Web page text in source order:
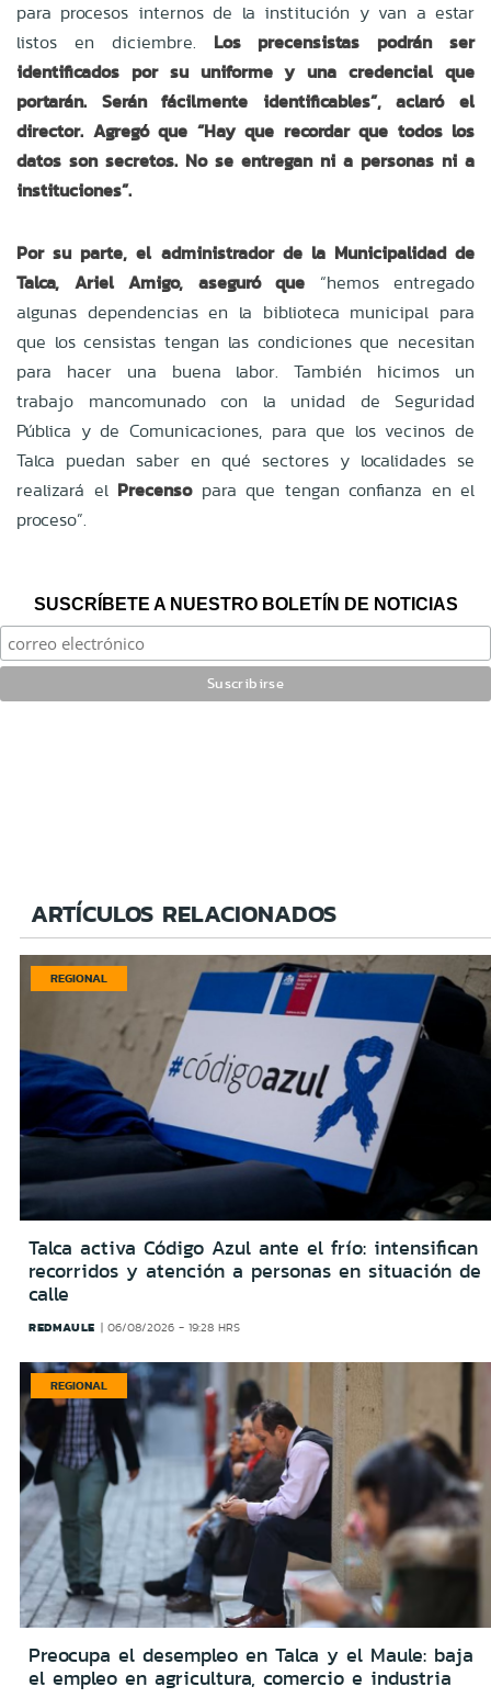
para procesos internos de la institución y van a estar
listos en diciembre.
Los precensistas podrán ser
identificados por su uniforme y una credencial que
portarán. Serán fácilmente identificables”, aclaró el
director. Agregó que “Hay que recordar que todos los
datos son secretos. No se entregan ni a personas ni a
instituciones”.
Por su parte, el administrador de la Municipalidad de
Talca, Ariel Amigo, aseguró que
“hemos entregado
algunas dependencias en la biblioteca municipal para
que los censistas tengan las condiciones que necesitan
para hacer una buena labor. También hicimos un
trabajo mancomunado con la unidad de Seguridad
Pública y de Comunicaciones, para que los vecinos de
Talca puedan saber en qué sectores y localidades se
realizará el Precenso para que tengan confianza en el
proceso”.
SUSCRÍBETE A NUESTRO BOLETÍN DE NOTICIAS
ARTÍCULOS RELACIONADOS
REGIONAL
Talca activa Código Azul ante el frío: intensifican
recorridos y atención a personas en situación de
calle
REDMAULE 06/08/2026 - 19:28 HRS
REGIONAL
Preocupa el desempleo en Talca y el Maule: baja
el empleo en agricultura, comercio e industria